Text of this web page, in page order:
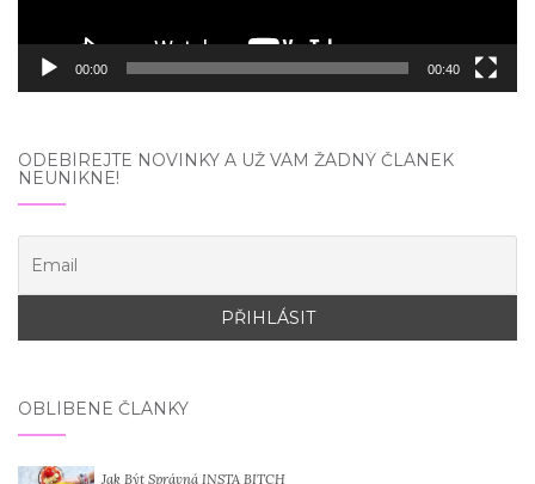
00:00 00:40
ODEBÍREJTE NOVINKY A UŽ VÁM ŽÁDNÝ ČLÁNEK
NEUNIKNE!
OBLÍBENÉ ČLÁNKY
Jak Být Správná INSTA BITCH